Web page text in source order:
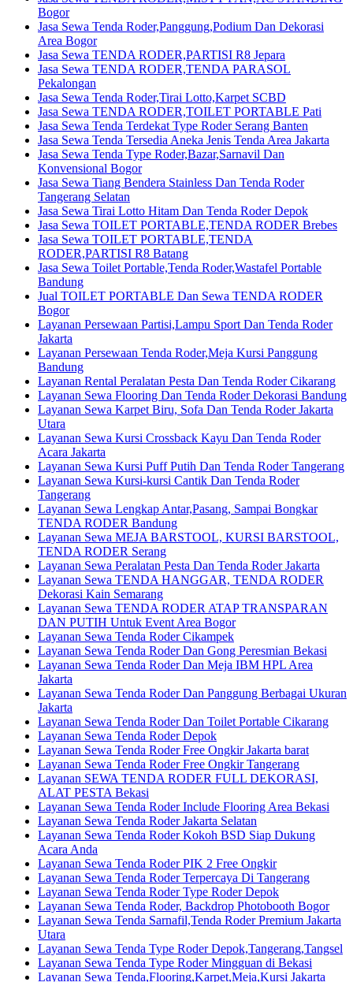
Bogor
Jasa Sewa Tenda Roder,Panggung,Podium Dan Dekorasi
Area Bogor
Jasa Sewa TENDA RODER,PARTISI R8 Jepara
Jasa Sewa TENDA RODER,TENDA PARASOL
Pekalongan
Jasa Sewa Tenda Roder,Tirai Lotto,Karpet SCBD
Jasa Sewa TENDA RODER,TOILET PORTABLE Pati
Jasa Sewa Tenda Terdekat Type Roder Serang Banten
Jasa Sewa Tenda Tersedia Aneka Jenis Tenda Area Jakarta
Jasa Sewa Tenda Type Roder,Bazar,Sarnavil Dan
Konvensional Bogor
Jasa Sewa Tiang Bendera Stainless Dan Tenda Roder
Tangerang Selatan
Jasa Sewa Tirai Lotto Hitam Dan Tenda Roder Depok
Jasa Sewa TOILET PORTABLE,TENDA RODER Brebes
Jasa Sewa TOILET PORTABLE,TENDA
RODER,PARTISI R8 Batang
Jasa Sewa Toilet Portable,Tenda Roder,Wastafel Portable
Bandung
Jual TOILET PORTABLE Dan Sewa TENDA RODER
Bogor
Layanan Persewaan Partisi,Lampu Sport Dan Tenda Roder
Jakarta
Layanan Persewaan Tenda Roder,Meja Kursi Panggung
Bandung
Layanan Rental Peralatan Pesta Dan Tenda Roder Cikarang
Layanan Sewa Flooring Dan Tenda Roder Dekorasi Bandung
Layanan Sewa Karpet Biru, Sofa Dan Tenda Roder Jakarta
Utara
Layanan Sewa Kursi Crossback Kayu Dan Tenda Roder
Acara Jakarta
Layanan Sewa Kursi Puff Putih Dan Tenda Roder Tangerang
Layanan Sewa Kursi-kursi Cantik Dan Tenda Roder
Tangerang
Layanan Sewa Lengkap Antar,Pasang, Sampai Bongkar
TENDA RODER Bandung
Layanan Sewa MEJA BARSTOOL, KURSI BARSTOOL,
TENDA RODER Serang
Layanan Sewa Peralatan Pesta Dan Tenda Roder Jakarta
Layanan Sewa TENDA HANGGAR, TENDA RODER
Dekorasi Kain Semarang
Layanan Sewa TENDA RODER ATAP TRANSPARAN
DAN PUTIH Untuk Event Area Bogor
Layanan Sewa Tenda Roder Cikampek
Layanan Sewa Tenda Roder Dan Gong Peresmian Bekasi
Layanan Sewa Tenda Roder Dan Meja IBM HPL Area
Jakarta
Layanan Sewa Tenda Roder Dan Panggung Berbagai Ukuran
Jakarta
Layanan Sewa Tenda Roder Dan Toilet Portable Cikarang
Layanan Sewa Tenda Roder Depok
Layanan Sewa Tenda Roder Free Ongkir Jakarta barat
Layanan Sewa Tenda Roder Free Ongkir Tangerang
Layanan SEWA TENDA RODER FULL DEKORASI,
ALAT PESTA Bekasi
Layanan Sewa Tenda Roder Include Flooring Area Bekasi
Layanan Sewa Tenda Roder Jakarta Selatan
Layanan Sewa Tenda Roder Kokoh BSD Siap Dukung
Acara Anda
Layanan Sewa Tenda Roder PIK 2 Free Ongkir
Layanan Sewa Tenda Roder Terpercaya Di Tangerang
Layanan Sewa Tenda Roder Type Roder Depok
Layanan Sewa Tenda Roder, Backdrop Photobooth Bogor
Layanan Sewa Tenda Sarnafil,Tenda Roder Premium Jakarta
Utara
Layanan Sewa Tenda Type Roder Depok,Tangerang,Tangsel
Layanan Sewa Tenda Type Roder Mingguan di Bekasi
Layanan Sewa Tenda,Flooring,Karpet,Meja,Kursi Jakarta